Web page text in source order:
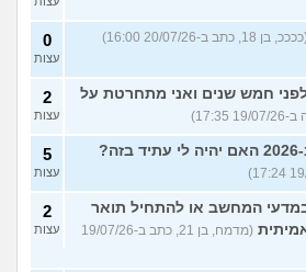
בן 18, כתב ב-20/07/26 16:00) 0
עצות
לפני חמש שנים ואני מתחרטת על
2
עצות
5
עצות
המחשב או להתחיל תואר
(מדמח, בן 21, כתב ב-19/07/26
2
עצות